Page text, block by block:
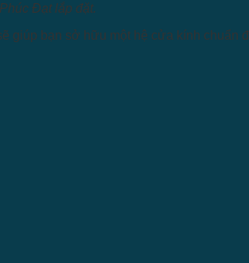
Đạt lắp đặt.
giúp bạn sở hữu một hệ cửa kính chuẩn